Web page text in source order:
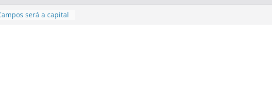
para o segundo
de volta!
Estão
Orientados